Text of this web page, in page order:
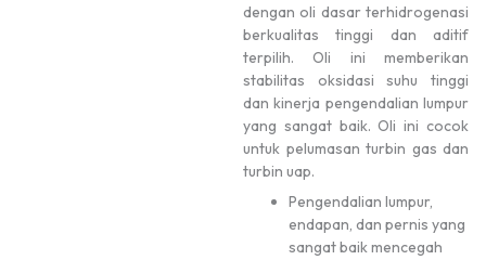
dengan oli dasar terhidrogenasi
berkualitas tinggi dan aditif
terpilih. Oli ini memberikan
stabilitas oksidasi suhu tinggi
dan kinerja pengendalian lumpur
yang sangat baik. Oli ini cocok
untuk pelumasan turbin gas dan
turbin uap.
Pengendalian lumpur,
endapan, dan pernis yang
sangat baik mencegah